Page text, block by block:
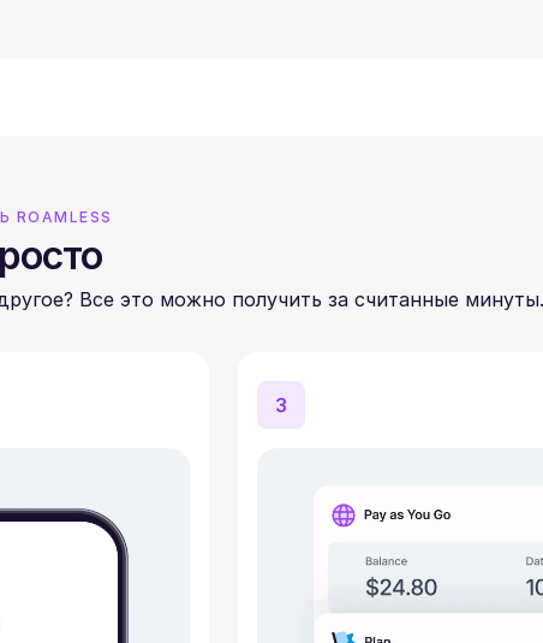
Все это можно получить за считанные минуты.
3